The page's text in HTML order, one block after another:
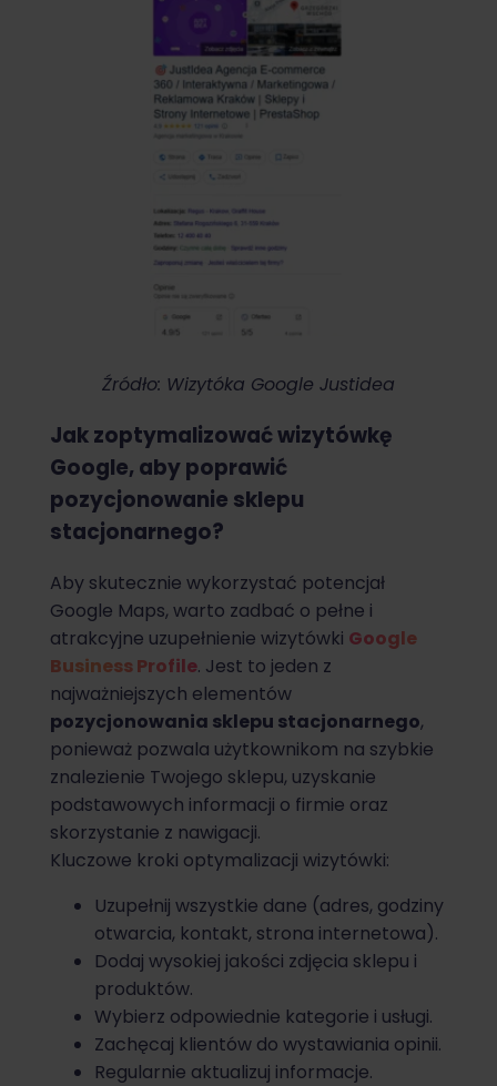
Źródło: Wizytóka Google Justidea
Jak zoptymalizować wizytówkę
Google, aby poprawić
pozycjonowanie sklepu
stacjonarnego?
Aby skutecznie wykorzystać potencjał
Google Maps, warto zadbać o pełne i
atrakcyjne uzupełnienie wizytówki Google
Business Profile. Jest to jeden z
najważniejszych elementów
pozycjonowania sklepu stacjonarnego,
ponieważ pozwala użytkownikom na szybkie
znalezienie Twojego sklepu, uzyskanie
podstawowych informacji o firmie oraz
skorzystanie z nawigacji.
Kluczowe kroki optymalizacji wizytówki:
Uzupełnij wszystkie dane (adres, godziny
otwarcia, kontakt, strona internetowa).
Dodaj wysokiej jakości zdjęcia sklepu i
produktów.
Wybierz odpowiednie kategorie i usługi.
Zachęcaj klientów do wystawiania opinii.
Regularnie aktualizuj informacje.